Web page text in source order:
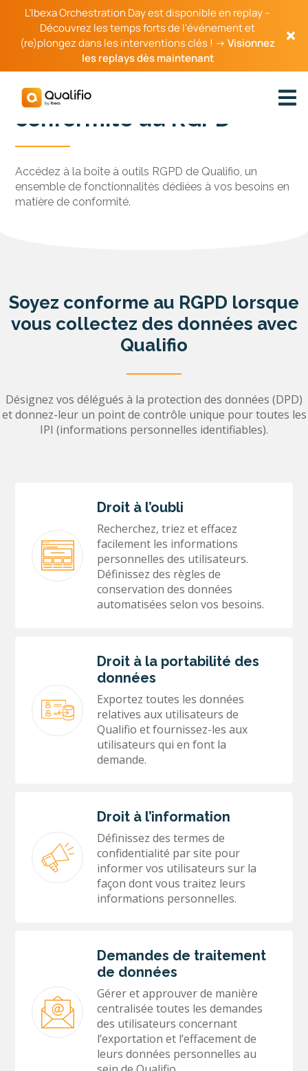
L’Ibexa Orchestration Day est disponible en replay –
Découvrez les temps forts de l’événement et
(re)plongez dans les interventions clés ! →Visionnez
les replays dès maintenant
Assurez-vous de votre
conformité au RGPD
Accédez à la boîte à outils RGPD de Qualifio, un
ensemble de fonctionnalités dédiées à vos besoins en
matière de conformité.
Soyez conforme au RGPD lorsque
vous collectez des données avec
Qualifio
Désignez vos délégués à la protection des données (DPD)
et donnez-leur un point de contrôle unique pour toutes les
IPI (informations personnelles identifiables).
Droit à l’oubli
Recherchez, triez et effacez
facilement les informations
personnelles des utilisateurs.
Définissez des règles de
conservation des données
automatisées selon vos besoins.
Droit à la portabilité des
données
Exportez toutes les données
relatives aux utilisateurs de
Qualifio et fournissez-les aux
utilisateurs qui en font la
demande.
Droit à l’information
Définissez des termes de
confidentialité par site pour
informer vos utilisateurs sur la
façon dont vous traitez leurs
informations personnelles.
Demandes de traitement
de données
Gérer et approuver de manière
centralisée toutes les demandes
des utilisateurs concernant
l’exportation et l’effacement de
leurs données personnelles au